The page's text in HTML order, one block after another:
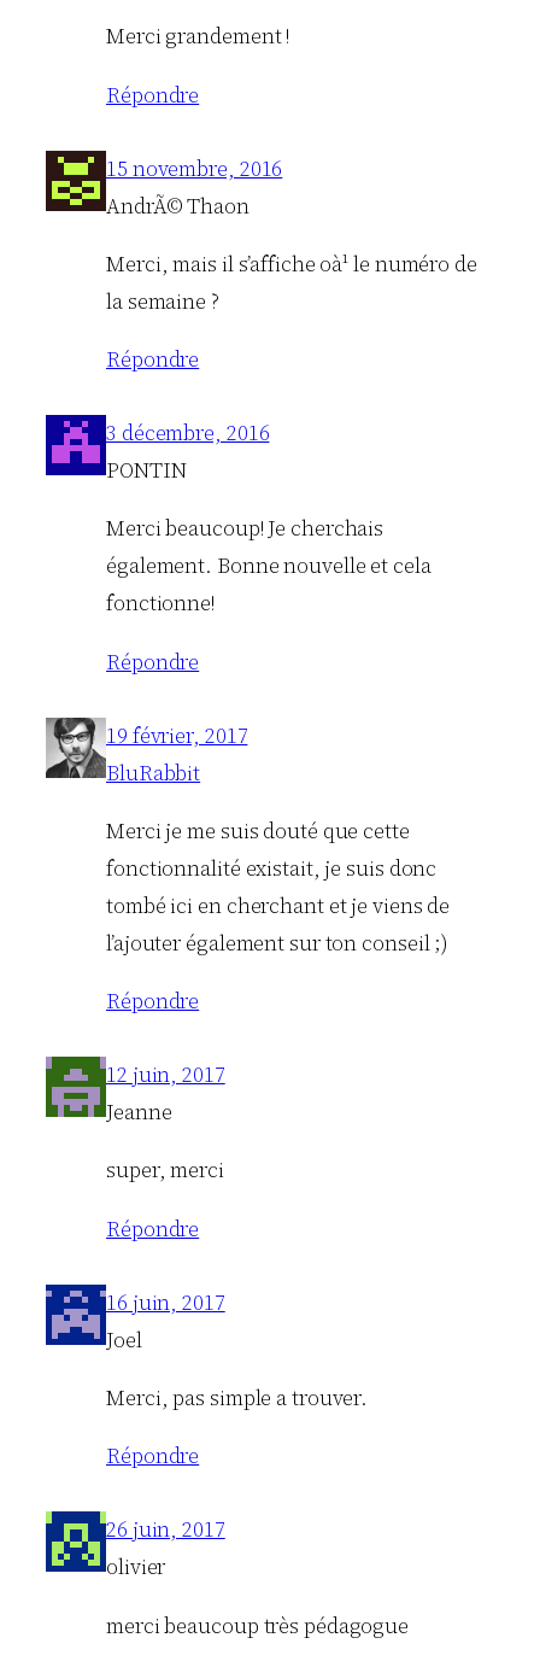
Merci grandement !
Répondre
15 novembre, 2016
AndrÃ© Thaon
Merci, mais il s’affiche oà¹ le numéro de
la semaine ?
Répondre
3 décembre, 2016
PONTIN
Merci beaucoup! Je cherchais
également. Bonne nouvelle et cela
fonctionne!
Répondre
19 février, 2017
BluRabbit
Merci je me suis douté que cette
fonctionnalité existait, je suis donc
tombé ici en cherchant et je viens de
l’ajouter également sur ton conseil ;)
Répondre
12 juin, 2017
Jeanne
super, merci
Répondre
16 juin, 2017
Joel
Merci, pas simple a trouver.
Répondre
26 juin, 2017
olivier
merci beaucoup très pédagogue